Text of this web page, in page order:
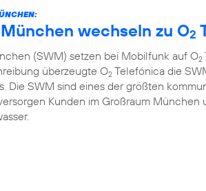
wechseln zu O2
(SWM) setzen bei Mobilfunk auf O2
überzeugte O2 Telefónica die
Die SWM sind eines der größten
Kunden im Großraum München